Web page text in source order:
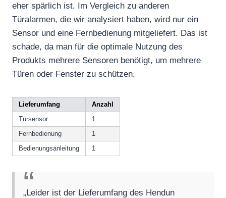
eher spärlich ist. Im Vergleich zu anderen
Türalarmen, die wir analysiert haben, wird nur ein
Sensor und eine Fernbedienung mitgeliefert. Das ist
schade, da man für die optimale Nutzung des
Produkts mehrere Sensoren benötigt, um mehrere
Türen oder Fenster zu schützen.
Lieferumfang
Anzahl
Türsensor
1
Fernbedienung
1
Bedienungsanleitung
1
„Leider ist der Lieferumfang des Hendun